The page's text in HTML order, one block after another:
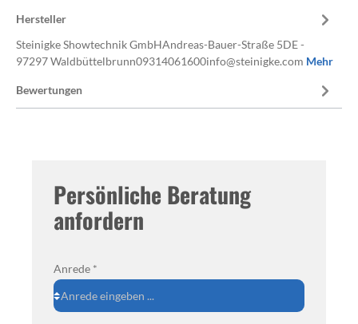
Hersteller
Steinigke Showtechnik GmbHAndreas-Bauer-Straße 5DE -
97297 Waldbüttelbrunn09314061600info@steinigke.com Mehr
Bewertungen
Persönliche Beratung
anfordern
Anrede *